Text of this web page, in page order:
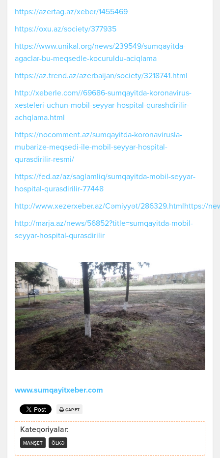
https://azertag.az/xeber/1455469
https://oxu.az/society/377935
https://www.unikal.org/news/239549/sumqayitda-
agaclar-bu-meqsedle-kocuruldu-aciqlama
https://az.trend.az/azerbaijan/society/3218741.html
http://xeberle.com//69686-sumqayitda-koronavirus-
xesteleri-uchun-mobil-seyyar-hospital-qurashdirilir-
achqlama.html
https://nocomment.az/sumqayitda-koronavirusla-
mubarize-meqsedi-ile-mobil-seyyar-hospital-
qurasdirilir-resmi/
https://fed.az/az/saglamliq/sumqayitda-mobil-seyyar-
hospital-qurasdirilir-77448
http://www.xezerxeber.az/Cəmiyyət/286329.htmlhttps://
http://marja.az/news/56852?title=sumqayitda-mobil-
seyyar-hospital-qurasdirilir
www.sumqayitxeber.com
ÇAP ET
Kateqoriyalar:
MANŞET ÖLKƏ